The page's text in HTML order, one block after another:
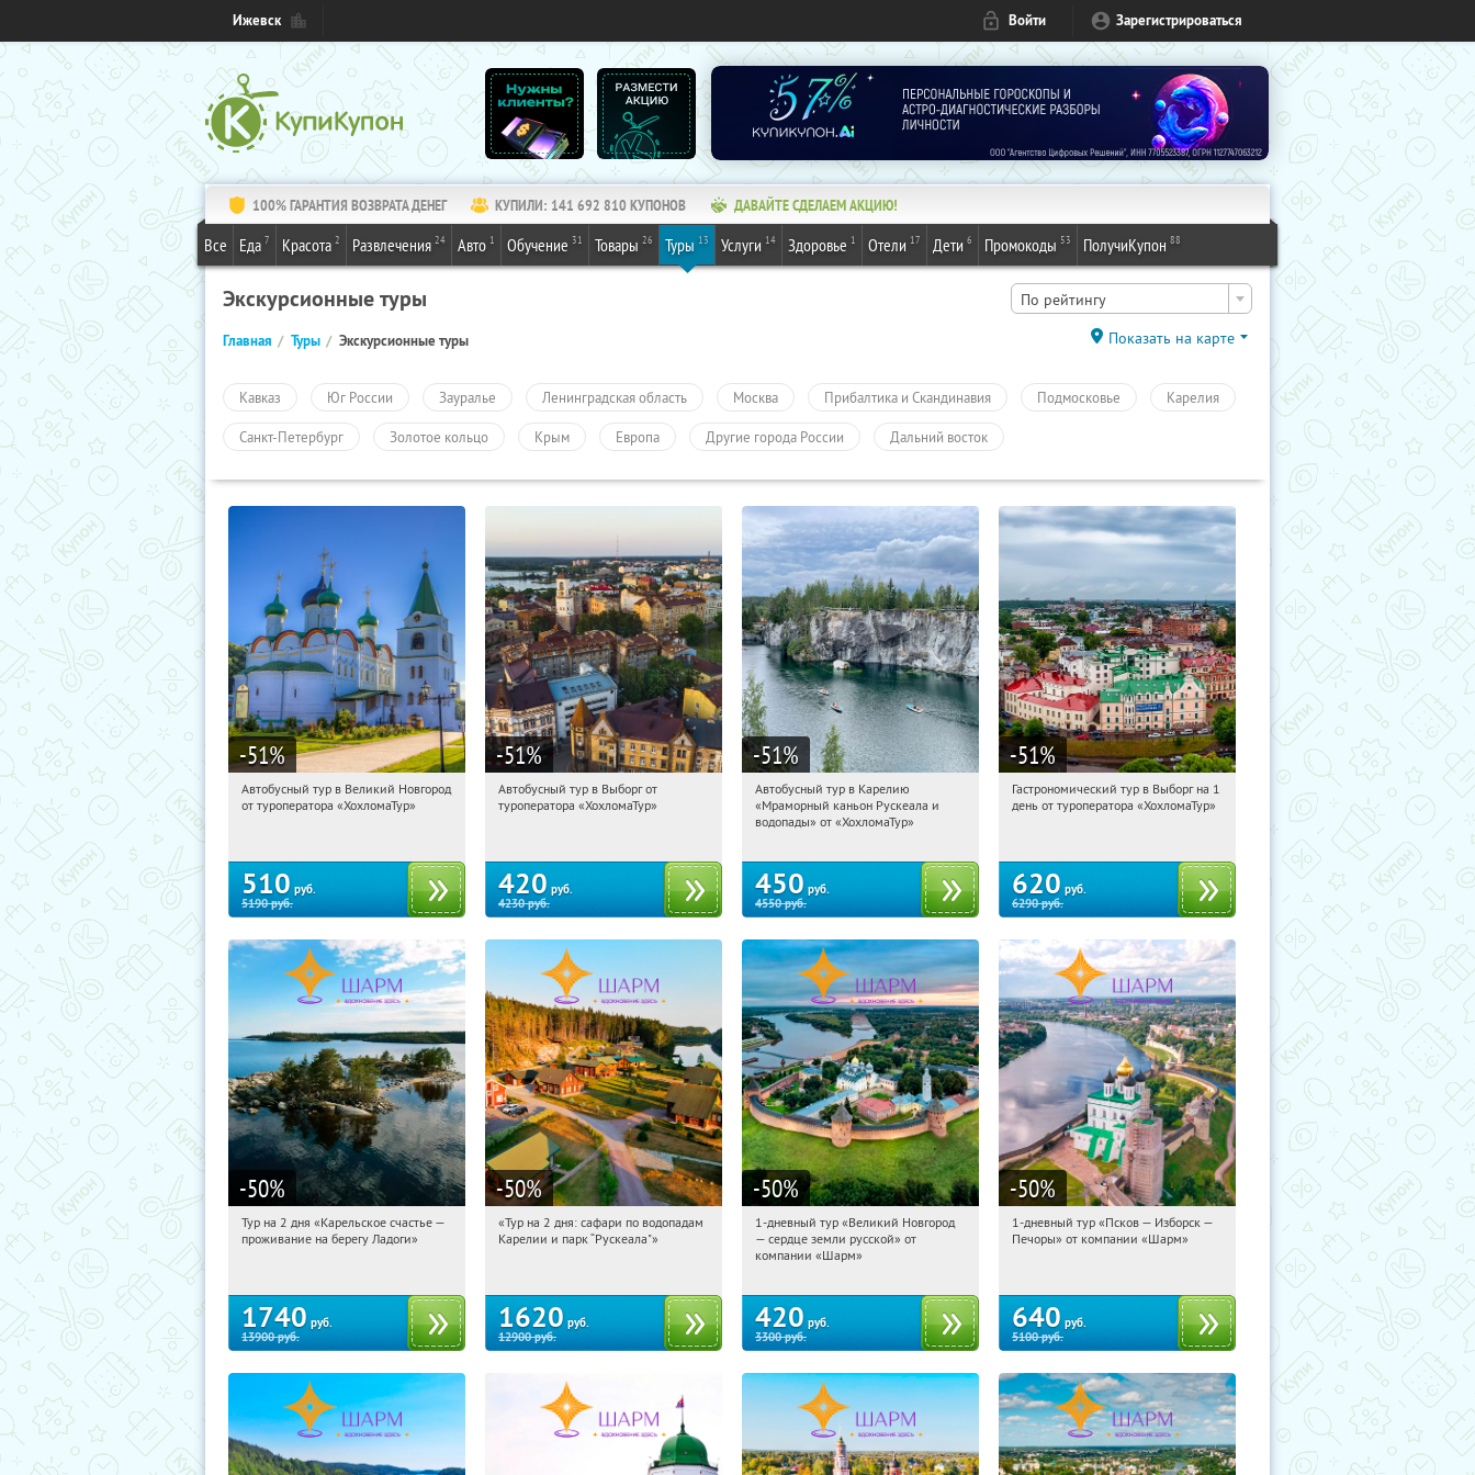
Ижевск Войти Зарегистрироваться
100% ГАРАНТИЯ ВОЗВРАТА ДЕНЕГ КУПИЛИ: 141 692 811КУПОНОВ ДАВАЙТЕ СДЕЛАЕМ АКЦИЮ!
Все Еда 7 Красота 2 Развлечения 24 Авто 1 Обучение 31 Товары 26 Туры 13 Услуги 14 Здоровье 1 Отели 17 Дети 6 Промокоды 53 ПолучиКупон 88
Экскурсионные туры По рейтингу
Главная Туры Экскурсионные туры Показать на карте
Кавказ Юг России Зауралье Ленинградская область Москва Прибалтика и Скандинавия Подмосковье Карелия
Санкт-Петербург Золотое кольцо Крым Европа Другие города России Дальний восток
-51%
15:38:29 Купили:2
Автобусный тур в Великий Новгород
от туроператора «ХохломаТур»
510 руб.
5190руб.
-51%
15:38:29 Купили:
Автобусный тур в Выборг от
туроператора «ХохломаТур»
420 руб.
4230руб.
-51%
15:38:29 Купили:
Сенная площадь
Автобусный тур в Карелию
«Мраморный каньон Рускеала и
водопады» от «ХохломаТур»
450 руб.
4550руб.
-51%
15:38:29 Купили:5
Гастрономический тур в Выборг на 1
день от туроператора «ХохломаТур»
620 руб.
6290руб.
-50%
15:38:29 Купили:39
Тур на 2 дня «Карельское счастье —
проживание на берегу Ладоги»
1740 руб.
13900руб.
-50%
15:38:29 Купили:
«Тур на 2 дня: сафари по водопадам
Карелии и парк “Рускеала"»
1620 руб.
12900руб.
-50%
15:38:29 Купили:22
Достоевская
1-дневный тур «Великий Новгород
— сердце земли русской» от
компании «Шарм»
420 руб.
3300руб.
-50%
15:38:29 Купили:12
1-дневный тур «Псков — Изборск —
Печоры» от компании «Шарм»
640 руб.
5100руб.